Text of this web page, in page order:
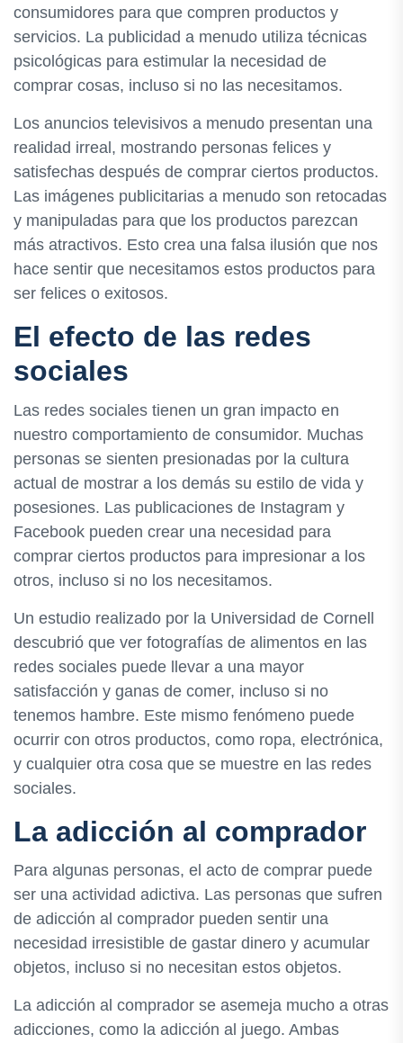
consumidores para que compren productos y
servicios. La publicidad a menudo utiliza técnicas
psicológicas para estimular la necesidad de
comprar cosas, incluso si no las necesitamos.
Los anuncios televisivos a menudo presentan una
realidad irreal, mostrando personas felices y
satisfechas después de comprar ciertos productos.
Las imágenes publicitarias a menudo son retocadas
y manipuladas para que los productos parezcan
más atractivos. Esto crea una falsa ilusión que nos
hace sentir que necesitamos estos productos para
ser felices o exitosos.
El efecto de las redes
sociales
Las redes sociales tienen un gran impacto en
nuestro comportamiento de consumidor. Muchas
personas se sienten presionadas por la cultura
actual de mostrar a los demás su estilo de vida y
posesiones. Las publicaciones de Instagram y
Facebook pueden crear una necesidad para
comprar ciertos productos para impresionar a los
otros, incluso si no los necesitamos.
Un estudio realizado por la Universidad de Cornell
descubrió que ver fotografías de alimentos en las
redes sociales puede llevar a una mayor
satisfacción y ganas de comer, incluso si no
tenemos hambre. Este mismo fenómeno puede
ocurrir con otros productos, como ropa, electrónica,
y cualquier otra cosa que se muestre en las redes
sociales.
La adicción al comprador
Para algunas personas, el acto de comprar puede
ser una actividad adictiva. Las personas que sufren
de adicción al comprador pueden sentir una
necesidad irresistible de gastar dinero y acumular
objetos, incluso si no necesitan estos objetos.
La adicción al comprador se asemeja mucho a otras
adicciones, como la adicción al juego. Ambas